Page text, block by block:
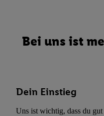
Bei uns ist
Dein Einstieg
Uns ist wichtig, dass du